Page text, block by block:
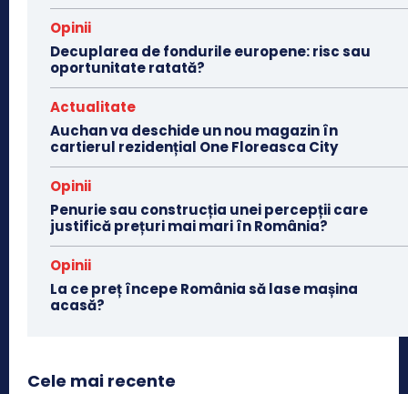
Opinii
Decuplarea de fondurile europene: risc sau
oportunitate ratată?
Actualitate
Auchan va deschide un nou magazin în
cartierul rezidențial One Floreasca City
Opinii
Penurie sau construcția unei percepții care
justifică prețuri mai mari în România?
Opinii
La ce preț începe România să lase mașina
acasă?
Cele mai recente